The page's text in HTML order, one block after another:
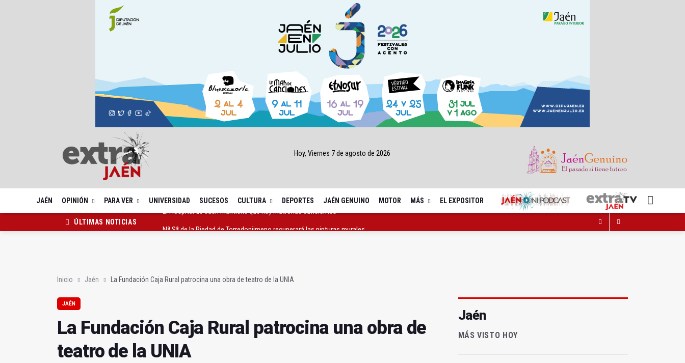
Hoy, Viernes 7 de agosto de 2026
JAÉN OPINIÓN PARA VER UNIVERSIDAD SUCESOS CULTURA DEPORTES JAÉN GENUINO MOTOR MÁS EL EXPOSITOR
ÚLTIMAS NOTICIAS
Inicio Jaén La Fundación Caja Rural patrocina una obra de teatro de la UNIA
JAÉN
La Fundación Caja Rural patrocina una obra de
teatro de la UNIA
Jaén
MÁS VISTO HOY